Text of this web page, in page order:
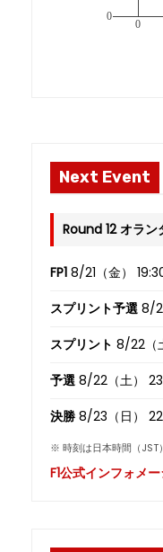
0
0
Next Event
Round 12 オラン
FP1 8/21（金）
スプリント予選 8/
スプリント 8/22（
予選 8/22（土）
決勝 8/23（日）
※ 時刻は日本時間（JST）
F1公式インフォメ